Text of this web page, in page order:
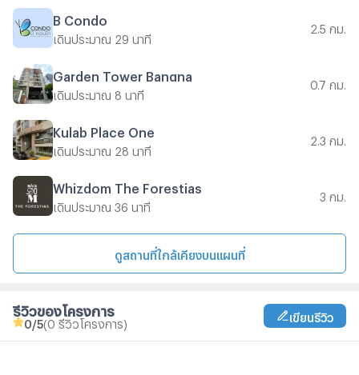
B Condo
เดินประมาณ 29 นาที
2.5 กม.
Garden Tower Bangna
เดินประมาณ 8 นาที
0.7 กม.
Kulab Place One
เดินประมาณ 28 นาที
2.3 กม.
Whizdom The Forestias
เดินประมาณ 36 นาที
3 กม.
ดูสถานที่ใกล้เคียงบนแผนที่
รีวิวของโครงการ
0 /5(0 รีวิวโครงการ)
เขียนรีวิว